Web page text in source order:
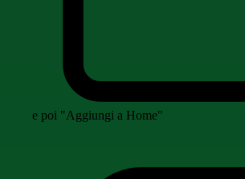
e poi "Aggiungi a Home"